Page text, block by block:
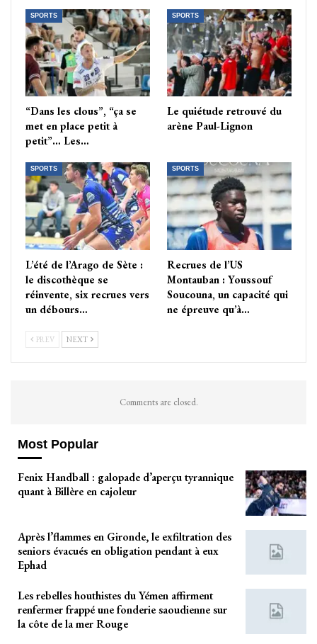
SPORTS
“Dans les clous”, “ça se
met en place petit à
petit”… Les…
SPORTS
Le quiétude retrouvé du
arène Paul-Lignon
SPORTS
L’été de l’Arago de Sète :
le discothèque se
réinvente, six recrues vers
un débours…
SPORTS
Recrues de l’US
Montauban : Youssouf
Soucouna, un capacité qui
ne épreuve qu’à…
PREV NEXT
Comments are closed.
Most Popular
Fenix Handball : galopade d’aperçu tyrannique
quant à Billère en cajoleur
Après l’flammes en Gironde, le exfiltration des
seniors évacués en obligation pendant à eux
Ephad
Les rebelles houthistes du Yémen affirment
renfermer frappé une fonderie saoudienne sur
la côte de la mer Rouge